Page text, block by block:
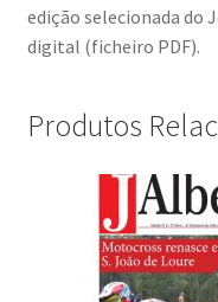
edição selecionada do
digital (ficheiro PDF).
Produtos